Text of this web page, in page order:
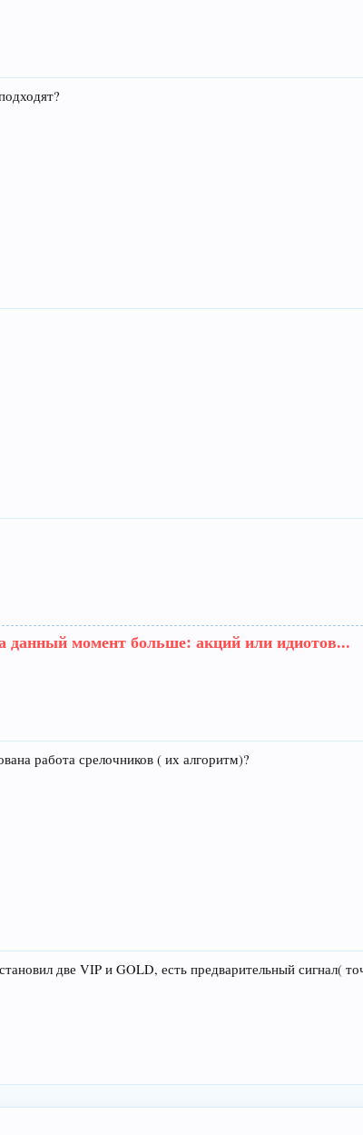
данный момент больше: акций или идиотов...
работа срелочников ( их алгоритм)?
две VIP и GOLD, есть предварительный сигнал(